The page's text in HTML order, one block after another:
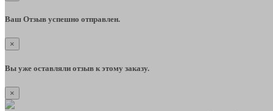
Ваш Отзыв успешно отправлен.
×
Вы уже оставляли отзыв к этому заказу.
×